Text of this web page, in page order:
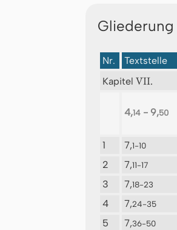
Nr.
Textstelle
Kapitel VII.
4,14- 9,50
1 7,1-10
2 7,11-17
3 7,18-23
4 7,24-35
5 7,36-50